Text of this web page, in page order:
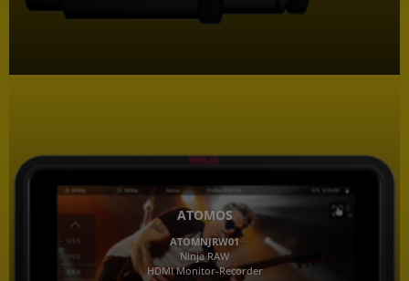
ATOMOS
ATOMNJRW01
Ninja RAW
HDMI Monitor-Recorder